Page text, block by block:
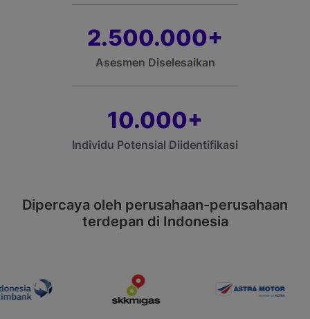
2.500.000+
Asesmen Diselesaikan
10.000+
Individu Potensial Diidentifikasi
Dipercaya oleh perusahaan-perusahaan
terdepan di Indonesia